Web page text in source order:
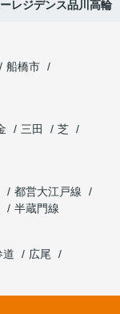
レジデンス品川高輪
船橋市
三田
芝
都営大江戸線
半蔵門線
道
広尾